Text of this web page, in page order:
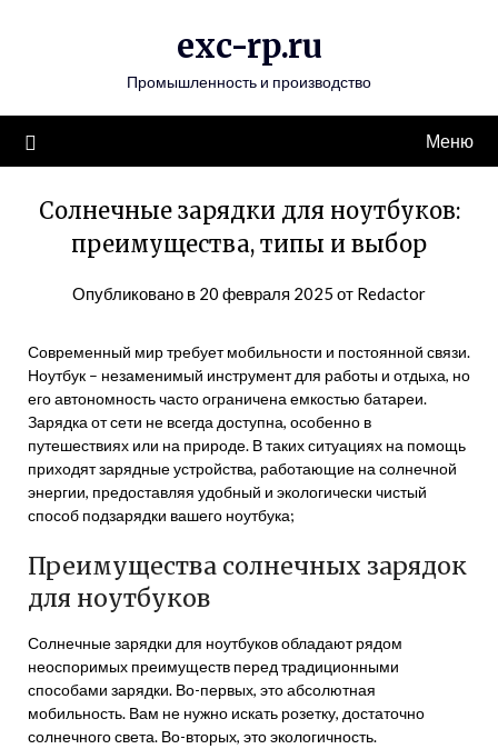
exc-rp.ru
Промышленность и производство
Меню
Солнечные зарядки для ноутбуков:
преимущества, типы и выбор
Опубликовано в 20 февраля 2025 от Redactor
Современный мир требует мобильности и постоянной связи.
Ноутбук – незаменимый инструмент для работы и отдыха, но
его автономность часто ограничена емкостью батареи.
Зарядка от сети не всегда доступна, особенно в
путешествиях или на природе. В таких ситуациях на помощь
приходят зарядные устройства, работающие на солнечной
энергии, предоставляя удобный и экологически чистый
способ подзарядки вашего ноутбука;
Преимущества солнечных зарядок
для ноутбуков
Солнечные зарядки для ноутбуков обладают рядом
неоспоримых преимуществ перед традиционными
способами зарядки. Во-первых, это абсолютная
мобильность. Вам не нужно искать розетку, достаточно
солнечного света. Во-вторых, это экологичность.